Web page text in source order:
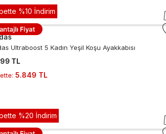
%10 İndirim
Ultraboost 5 Kadın Yeşil Koşu Ayakkabısı
TL
: 5.849 TL
%20 İndirim